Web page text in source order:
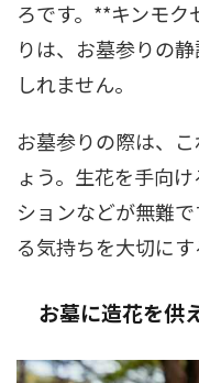
ろです。**キンモ
りは、お墓参りの
しれません。
お墓参りの際は、
ょう。生花を手向
ションなどが無難
る気持ちを大切に
お墓に造花を供